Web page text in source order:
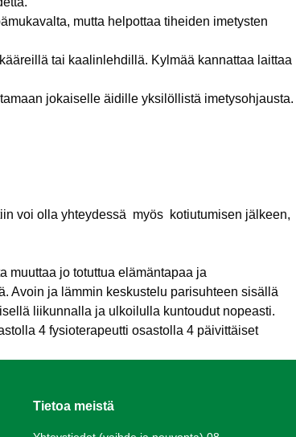
mutta helpottaa tiheiden imetysten
tai kaalinlehdillä. Kylmää kannattaa laittaa
jokaiselle äidille yksilöllistä imetysohjausta.
voi olla yhteydessä myös kotiutumisen jälkeen,
muuttaa jo totuttua elämäntapaa ja
Avoin ja lämmin keskustelu parisuhteen sisällä
liikunnalla ja ulkoilulla kuntoudut nopeasti.
4 fysioterapeutti osastolla 4 päivittäiset
Tietoa meistä